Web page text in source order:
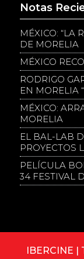
Notas
MÉXICO: “LA
DE MORELIA
MÉXICO
RODRIGO
EN MORELIA
MÉXICO:
MORELIA
EL BAL-LAB
PROYECTOS
PELÍCULA
34 FESTIVAL
IBERCINE